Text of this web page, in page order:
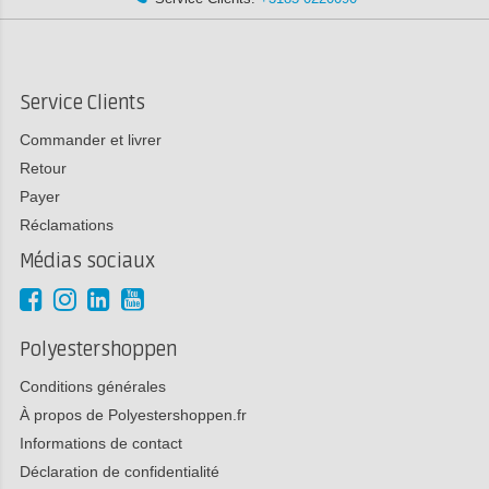
Service Clients
Commander et livrer
Retour
Payer
Réclamations
Médias sociaux
Polyestershoppen
Conditions générales
À propos de Polyestershoppen.fr
Informations de contact
Déclaration de confidentialité